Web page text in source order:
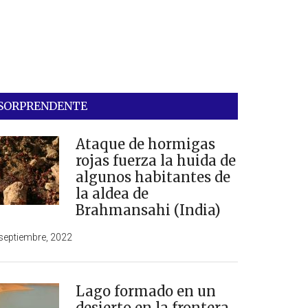
Ataque de hormigas
rojas fuerza la huida de
algunos habitantes de
la aldea de
Brahmansahi (India)
2022
Lago formado en un